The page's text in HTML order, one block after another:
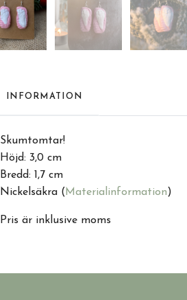
INFORMATION
Skumtomtar!
Höjd: 3,0 cm
Bredd: 1,7 cm
Nickelsäkra ( Materialinformation)
Pris är inklusive moms